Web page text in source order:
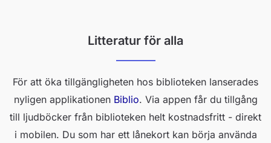
Litteratur för alla
För att öka tillgängligheten hos biblioteken lanserades
nyligen applikationen Biblio. Via appen får du tillgång
till ljudböcker från biblioteken helt kostnadsfritt - direkt
i mobilen. Du som har ett lånekort kan börja använda